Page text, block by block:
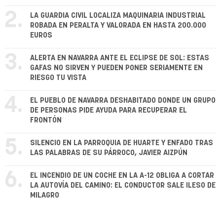
2.
LA GUARDIA CIVIL LOCALIZA MAQUINARIA INDUSTRIAL
ROBADA EN PERALTA Y VALORADA EN HASTA 200.000
EUROS
3.
ALERTA EN NAVARRA ANTE EL ECLIPSE DE SOL: ESTAS
GAFAS NO SIRVEN Y PUEDEN PONER SERIAMENTE EN
RIESGO TU VISTA
4.
EL PUEBLO DE NAVARRA DESHABITADO DONDE UN GRUPO
DE PERSONAS PIDE AYUDA PARA RECUPERAR EL
FRONTÓN
5.
SILENCIO EN LA PARROQUIA DE HUARTE Y ENFADO TRAS
LAS PALABRAS DE SU PÁRROCO, JAVIER AIZPÚN
6.
EL INCENDIO DE UN COCHE EN LA A-12 OBLIGA A CORTAR
LA AUTOVÍA DEL CAMINO: EL CONDUCTOR SALE ILESO DE
MILAGRO